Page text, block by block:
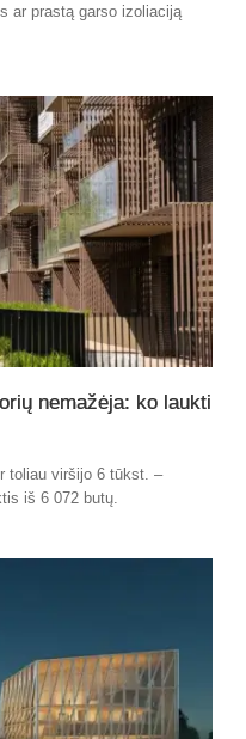
ar prastą garso izoliaciją
nemažėja: ko laukti
toliau viršijo 6 tūkst. –
iš 6 072 butų.